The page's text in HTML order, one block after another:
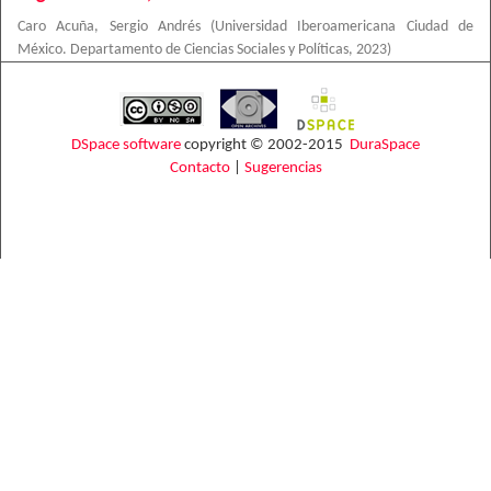
Caro Acuña, Sergio Andrés (Universidad Iberoamericana Ciudad de
México. Departamento de Ciencias Sociales y Políticas, 2023)
DSpace software copyright © 2002-2015 DuraSpace
Contacto| Sugerencias